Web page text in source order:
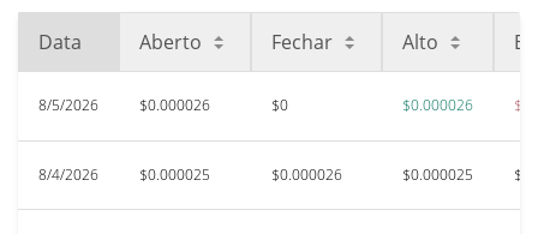
Baixa de todos os tempos
Aug 7, 2026 (1 dias atrás)
$0.0000245
2.12%
Data Aberto Fechar Alto
8/5/2026 $0.000026 $0 $0.000026
8/4/2026 $0.000025 $0.000026 $0.000025